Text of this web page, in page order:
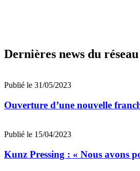
Dernières news du réseau
Publié le 31/05/2023
Ouverture d’une nouvelle
Publié le 15/04/2023
Kunz Pressing : « Nous avons